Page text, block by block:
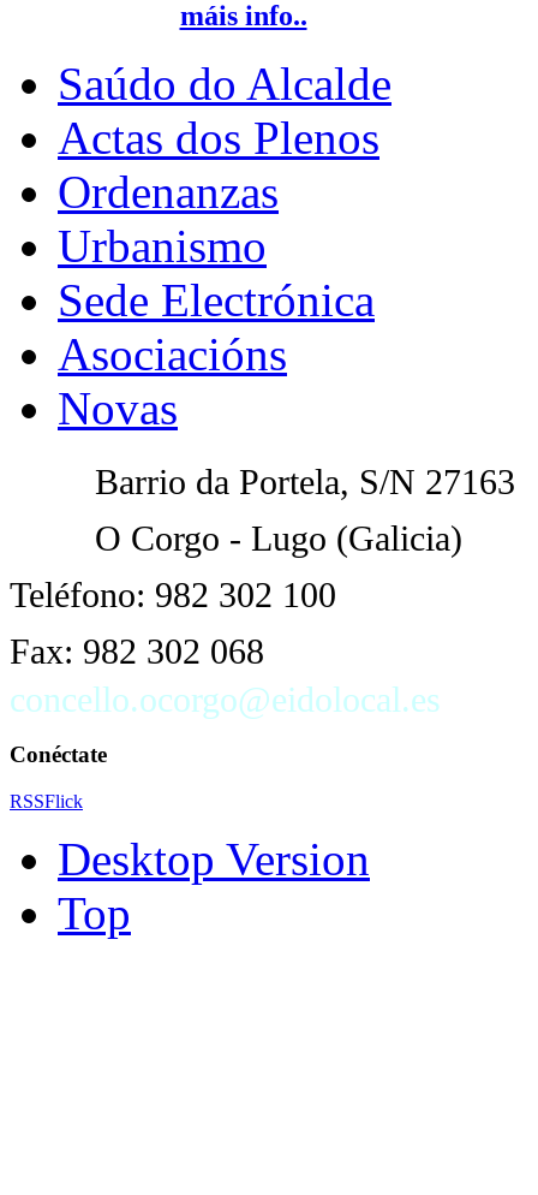
máis info..
Saúdo do Alcalde
Actas dos Plenos
Ordenanzas
Urbanismo
Sede Electrónica
Asociacións
Novas
Barrio da Portela, S/N 27163
O Corgo - Lugo (Galicia)
Teléfono: 982 302 100
Fax: 982 302 068
concello.ocorgo@eidolocal.es
Conéctate
RSSFlick
Desktop Version
Top